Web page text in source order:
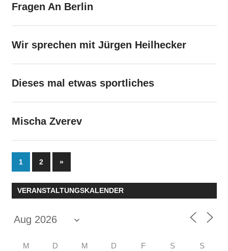
Fragen An Berlin
Wir sprechen mit Jürgen Heilhecker
Dieses mal etwas sportliches
Mischa Zverev
Seitennummerierung
der
Beiträge
1 2
Nächste
Beiträge
»
VERANSTALTUNGSKALENDER
M D M D F S S